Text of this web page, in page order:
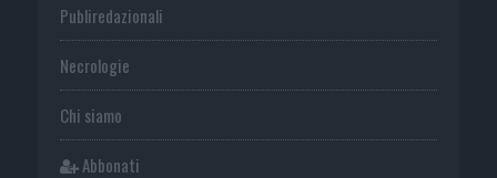
Publiredazionali
Necrologie
Chi siamo
Abbonati